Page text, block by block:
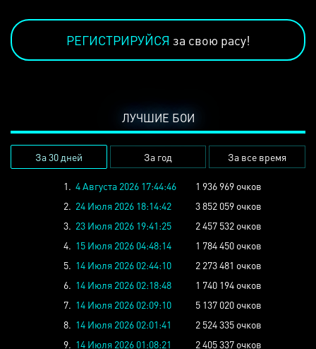
РЕГИСТРИРУЙСЯ за свою расу!
ЛУЧШИЕ БОИ
За 30 дней За год За все время
1. 4 Августа 2026 17:44:46
1 936 969 очков
2. 24 Июля 2026 18:14:42
3 852 059 очков
3. 23 Июля 2026 19:41:25
2 457 532 очков
4. 15 Июля 2026 04:48:14
1 784 450 очков
5. 14 Июля 2026 02:44:10
2 273 481 очков
6. 14 Июля 2026 02:18:48
1 740 194 очков
7. 14 Июля 2026 02:09:10
5 137 020 очков
8. 14 Июля 2026 02:01:41
2 524 335 очков
9. 14 Июля 2026 01:08:21 2 405 337 очков